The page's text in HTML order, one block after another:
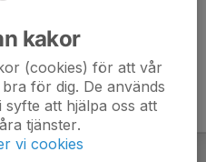
kakor
(cookies) för att vår
för dig. De används
att hjälpa oss att
tjänster.
vi cookies